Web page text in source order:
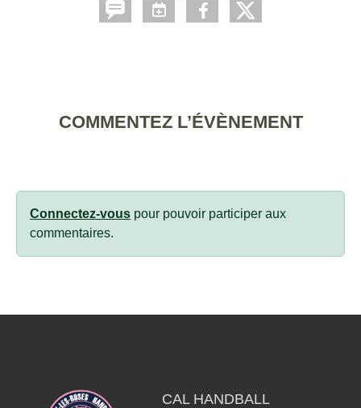
COMMENTEZ L’ÉVÈNEMENT
Connectez-vous pour pouvoir participer aux
commentaires.
CAL HANDBALL